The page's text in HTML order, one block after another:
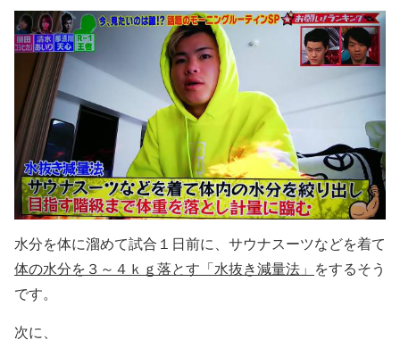
水分を体に溜めて試合１日前に、サウナスーツなどを着て
体の水分を３～４ｋｇ落とす「水抜き減量法」
をするそう
です。
次に、